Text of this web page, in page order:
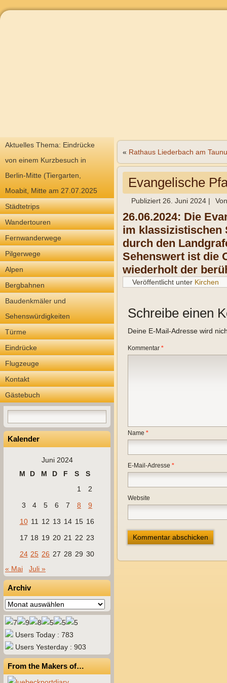
Aktuelles Thema: Eindrücke
von einem Kurzbesuch in
Berlin-Mitte (Tiergarten,
Moabit, Mitte am 27.07.2025
Städtetrips
Wandertouren
Fernwanderwege
Pilgerwege
Alpen
Bergbahnen
Baudenkmäler und
Sehenswürdigkeiten
Türme
Eindrücke
Flugzeuge
Kontakt
Gästebuch
Kalender
Juni 2024
M
D M D F S
S
1
2
3
4 5 6 7 8
9
10 11 12 13 14 15 16
17 18 19 20 21 22 23
24 25 26 27 28 29 30
« Mai
Juli »
Archiv
Archiv
Users Today : 783
Users Yesterday : 903
From the Makers of…
« Rathaus Liederbach am
Evangelische
Publiziert 26. Juni 2024 | Von
26.06.2024: Die
im klassizistischen
durch den
Sehenswert ist die
wiederholt der
Veröffentlicht unter Kirchen
Schreibe einen
Deine E-Mail-Adresse wird
Kommentar *
Name *
E-Mail-Adresse *
Website